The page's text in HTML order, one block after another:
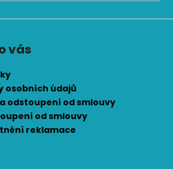
vás
osobních údajů
odstoupení od smlouvy
od smlouvy
reklamace